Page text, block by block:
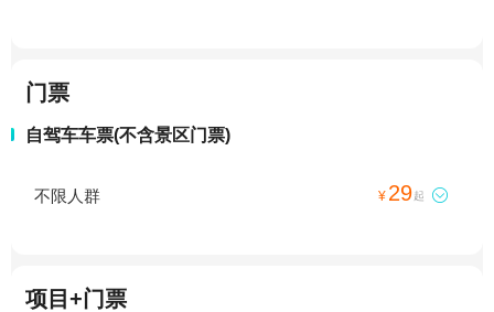
门票
自驾车车票(不含景区门票)
不限人群 ¥ 29起 
项目+门票